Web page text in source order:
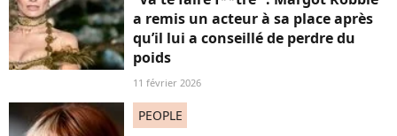
a remis un acteur à sa place après
qu’il lui a conseillé de perdre du
poids
11 février 2026
PEOPLE